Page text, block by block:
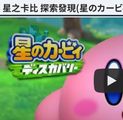
星之卡比 探索發現(星のカー